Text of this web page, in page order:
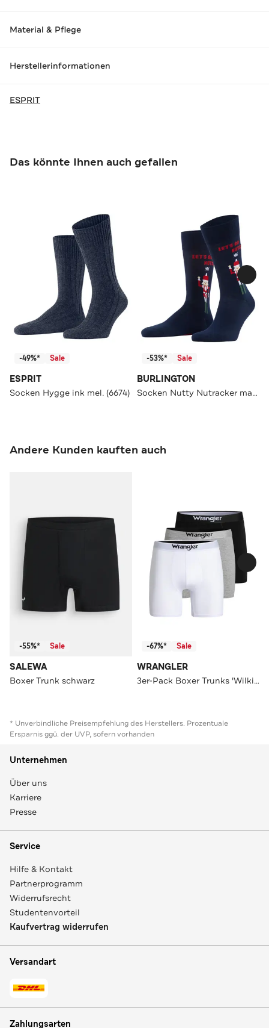
Material & Pflege
Herstellerinformationen
ESPRIT
Das könnte Ihnen auch gefallen
-49%* Sale
ESPRIT
Socken Hygge ink mel. (6674)
-53%* Sale
BURLINGTON
Socken Nutty Nutracker marine (6120)
Andere Kunden kauften auch
-55%* Sale
SALEWA
Boxer Trunk schwarz
-67%* Sale
WRANGLER
3er-Pack Boxer Trunks 'Wilkins' mehrfarbig
* Unverbindliche Preisempfehlung des Herstellers. Prozentuale
Ersparnis ggü. der UVP, sofern vorhanden
Unternehmen
Über uns
Karriere
Presse
Service
Hilfe & Kontakt
Partnerprogramm
Widerrufsrecht
Studentenvorteil
Kaufvertrag widerrufen
Versandart
Zahlungsarten